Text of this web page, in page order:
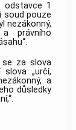
1
soud pouze
nezákonný,
právního
za slova
slova „určí,
a
důsledky